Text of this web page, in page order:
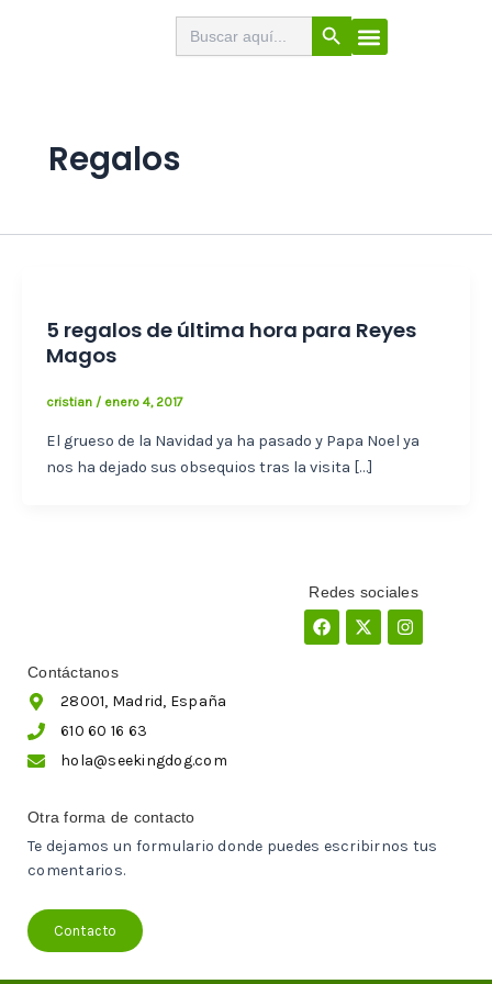
Menú
Buscar: Botón de búsqueda
Regalos
5 regalos de última hora para Reyes
Magos
cristian / enero 4, 2017
El grueso de la Navidad ya ha pasado y Papa Noel ya
nos ha dejado sus obsequios tras la visita […]
Redes sociales
Facebook
X-
twitter
Instagram
Contáctanos
28001, Madrid, España
610 60 16 63
hola@seekingdog.com
Otra forma de contacto
Te dejamos un formulario donde puedes escribirnos tus
comentarios.
Contacto